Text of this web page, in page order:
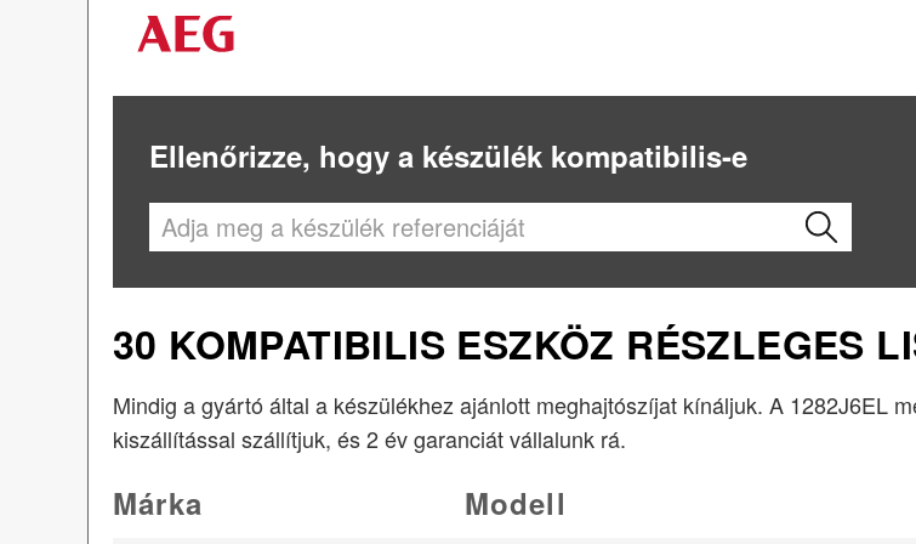
Ellenőrizze, hogy a készülék kompatibilis-e
30 KOMPATIBILIS ESZKÖZ RÉSZLEGES
Mindig a gyártó által a készülékhez ajánlott meghajtószíjat kínáljuk. A 1282J6EL
kiszállítással szállítjuk, és 2 év garanciát vállalunk rá.
Márka Modell